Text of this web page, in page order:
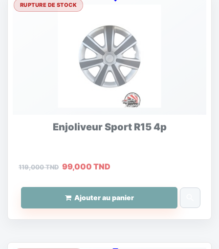
Enjoliveur Sport R15 4p
119,000 TND 99,000 TND
Ajouter au panier
RUPTURE DE STOCK